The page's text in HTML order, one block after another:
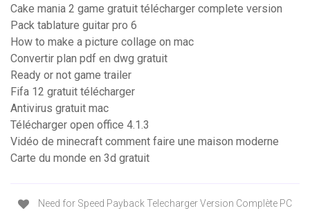
Cake mania 2 game gratuit télécharger complete version
Pack tablature guitar pro 6
How to make a picture collage on mac
Convertir plan pdf en dwg gratuit
Ready or not game trailer
Fifa 12 gratuit télécharger
Antivirus gratuit mac
Télécharger open office 4.1.3
Vidéo de minecraft comment faire une maison moderne
Carte du monde en 3d gratuit
Need for Speed Payback Telecharger Version Complète PC